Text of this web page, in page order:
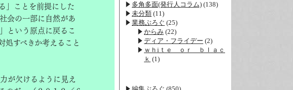
」ことを前提にした
会の一部に自然があ
という原点に戻るこ
処すべきか考えること
が欠けるように見え
多角多面(発行人コラム) (138)
未分類 (11)
業務ぶろぐ (25)
からみ (22)
ディア・フライデー (2)
ｗｈiｔｅ ｏｒ ｂｌａｃ
ｋ (1)